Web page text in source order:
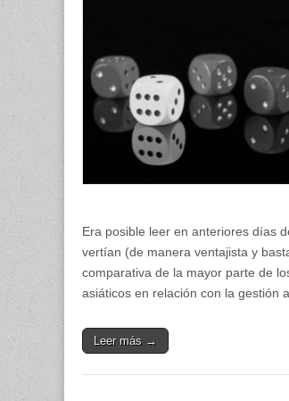
Era posible leer en anteriores días
vertían (de manera ventajista y
comparativa de la mayor parte de
asiáticos en relación con la gestión
Leer más →